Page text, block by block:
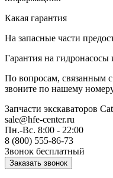
Какая гарантия
На запасные части
Гарантия на гидронасосы
По вопросам, связанным
звоните по нашему
Запчасти экскаваторов
sale@hfe-center.ru
Пн.-Вс. 8:00 - 22:00
8 (800) 555-86-73
Звонок бесплатный